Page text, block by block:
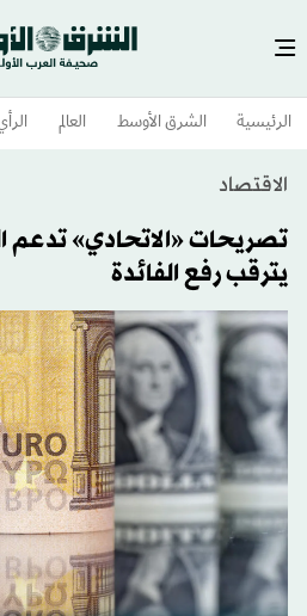
الرئيسية الشرق الأوسط​ العالم
الاقتصاد
تصريحات «الاتحادي» تدعم
يترقب رفع الفائدة